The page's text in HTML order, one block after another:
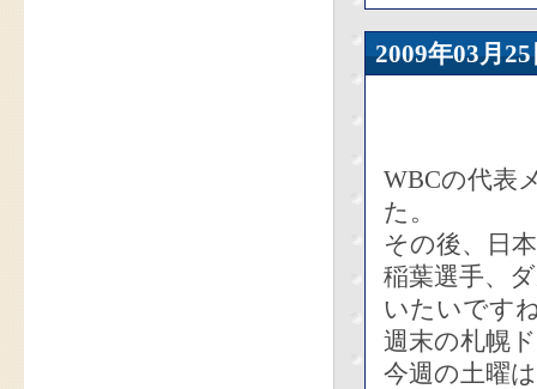
2009年03
WBCの代表
た。
その後、日
稲葉選手、
いたいです
週末の札幌
今週の土曜